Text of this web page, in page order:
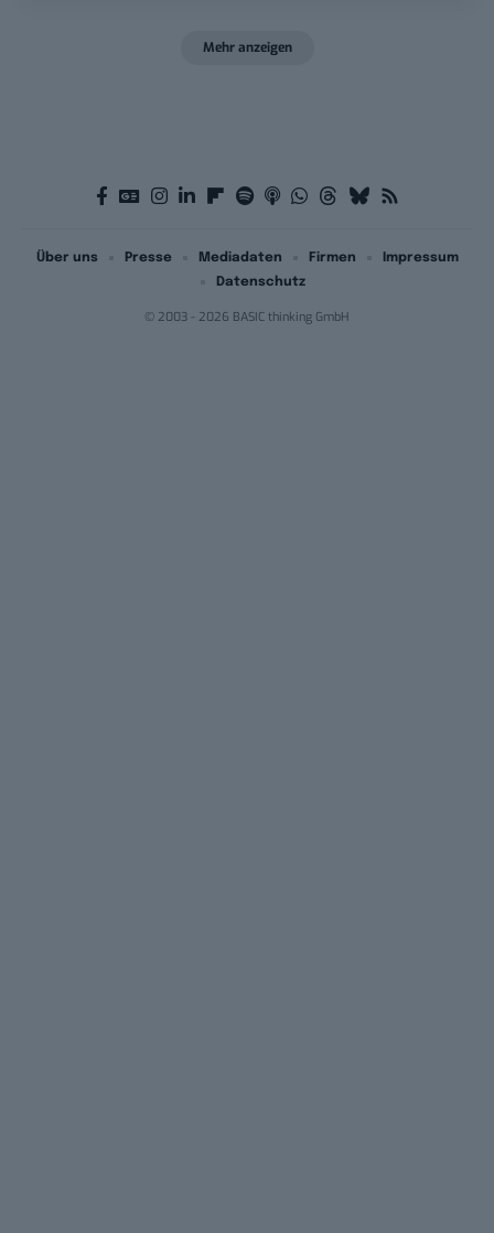
Mehr anzeigen
© 2003 - 2026 BASIC thinking GmbH
Über uns Presse Mediadaten Firmen
Impressum
Datenschutz